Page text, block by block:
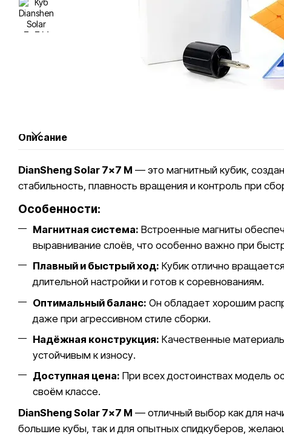
Описание
DianSheng Solar 7x7 M — это магнитный кубик,
стабильность, плавность вращения и контроль при
Особенности:
Магнитная система: Встроенные магниты
выравнивание слоёв, что особенно важно при
Плавный и быстрый ход: Кубик отлично
длительной настройки и готов к соревнованиям.
Оптимальный баланс: Он обладает хорошим
даже при агрессивном стиле сборки.
Надёжная конструкция: Качественные
устойчивым к износу.
Доступная цена: При всех достоинствах модель
своём классе.
DianSheng Solar 7x7 M — отличный выбор как для
большие кубы, так и для опытных спидкуберов,